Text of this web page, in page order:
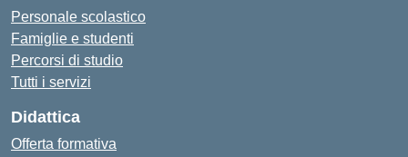
Personale scolastico
Famiglie e studenti
Percorsi di studio
Tutti i servizi
Didattica
Offerta formativa